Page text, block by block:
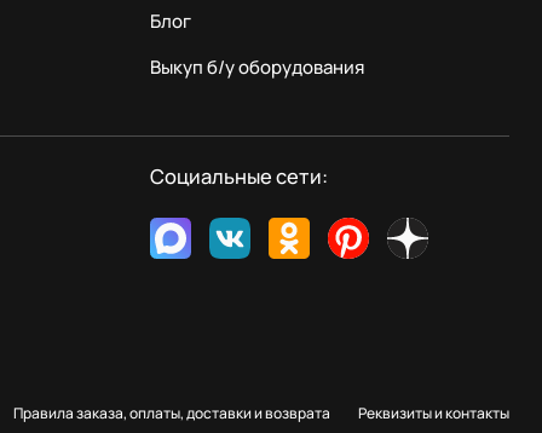
Блог
Выкуп б/у оборудования
Социальные сети:
Правила заказа, оплаты, доставки и возврата Реквизиты и контакты